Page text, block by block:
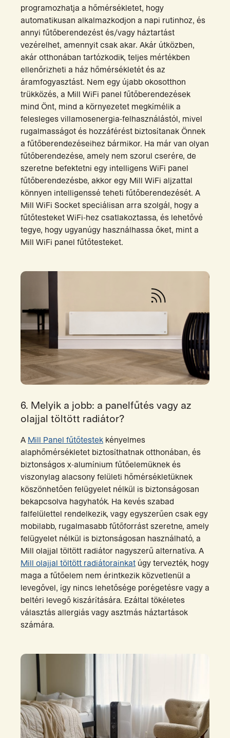
programozhatja a hőmérsékletet, hogy
automatikusan alkalmazkodjon a napi rutinhoz, és
annyi fűtőberendezést és/vagy háztartást
vezérelhet, amennyit csak akar. Akár útközben,
akár otthonában tartózkodik, teljes mértékben
ellenőrizheti a ház hőmérsékletét és az
áramfogyasztást. Nem egy újabb okosotthon
trükközés, a Mill WiFi panel fűtőberendezések
mind Önt, mind a környezetet megkímélik a
felesleges villamosenergia-felhasználástól, mivel
rugalmasságot és hozzáférést biztosítanak Önnek
a fűtőberendezéseihez bármikor. Ha már van olyan
fűtőberendezése, amely nem szorul cserére, de
szeretne befektetni egy intelligens WiFi panel
fűtőberendezésbe, akkor egy Mill WiFi aljzattal
könnyen intelligenssé teheti fűtőberendezését. A
Mill WiFi Socket speciálisan arra szolgál, hogy a
fűtőtesteket WiFi-hez csatlakoztassa, és lehetővé
tegye, hogy ugyanúgy használhassa őket, mint a
Mill WiFi panel fűtőtesteket.
6. Melyik a jobb: a panelfűtés vagy az
olajjal töltött radiátor?
A Mill Panel fűtőtestek kényelmes
alaphőmérsékletet biztosíthatnak otthonában, és
biztonságos x-alumínium fűtőelemüknek és
viszonylag alacsony felületi hőmérsékletüknek
köszönhetően felügyelet nélkül is biztonságosan
bekapcsolva hagyhatók. Ha kevés szabad
falfelülettel rendelkezik, vagy egyszerűen csak egy
mobilabb, rugalmasabb fűtőforrást szeretne, amely
felügyelet nélkül is biztonságosan használható, a
Mill olajjal töltött radiátor nagyszerű alternatíva. A
Mill olajjal töltött radiátorainkat úgy tervezték, hogy
maga a fűtőelem nem érintkezik közvetlenül a
levegővel, így nincs lehetősége porégetésre vagy a
beltéri levegő kiszárítására. Ezáltal tökéletes
választás allergiás vagy asztmás háztartások
számára.